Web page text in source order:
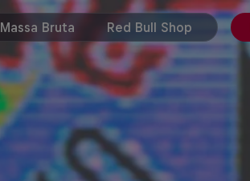
Massa Bruta Red Bull Shop